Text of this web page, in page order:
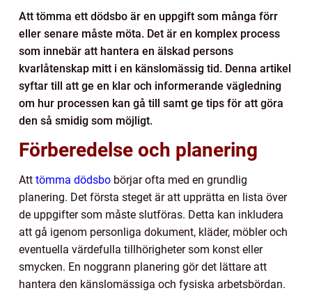
Att tömma ett dödsbo är en uppgift som många förr
eller senare måste möta. Det är en komplex process
som innebär att hantera en älskad persons
kvarlåtenskap mitt i en känslomässig tid. Denna artikel
syftar till att ge en klar och informerande vägledning
om hur processen kan gå till samt ge tips för att göra
den så smidig som möjligt.
Förberedelse och planering
Att tömma dödsbo börjar ofta med en grundlig
planering. Det första steget är att upprätta en lista över
de uppgifter som måste slutföras. Detta kan inkludera
att gå igenom personliga dokument, kläder, möbler och
eventuella värdefulla tillhörigheter som konst eller
smycken. En noggrann planering gör det lättare att
hantera den känslomässiga och fysiska arbetsbördan.